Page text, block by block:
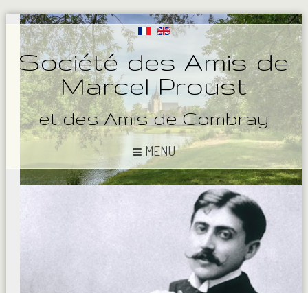
Société des Amis de
Marcel Proust
et des Amis de Combray
MENU